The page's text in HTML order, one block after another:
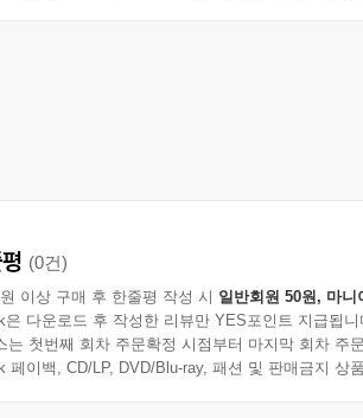
(0건)
이상 구매 후 한줄평 작성 시 일반회원 50원, 마니
은 다운로드 후 작성한 리뷰만 YES포인트 지급됩니
는 첫번째 회차 주문확정 시점부터 마지막 회차 주
페이백, CD/LP, DVD/Blu-ray, 패션 및 판매금지 상